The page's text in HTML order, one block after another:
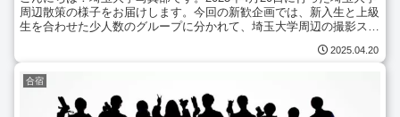
周辺散策の様子をお届けします。今回の新歓企画では、新入生と上級
生を合わせた少人数のグループに分かれて、埼玉大学周辺の撮影スポ
2025.04.20
合宿